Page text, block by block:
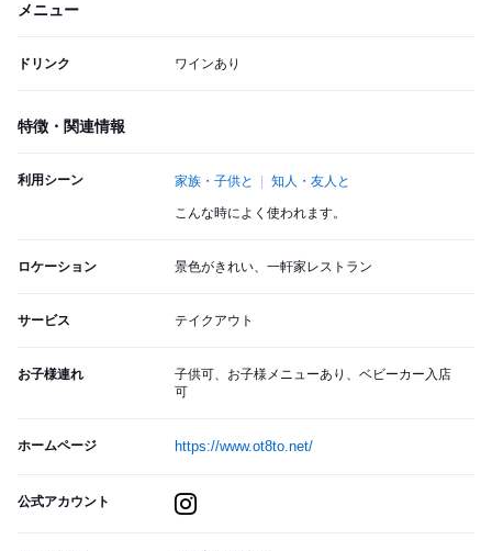
メニュー
ドリンク ワインあり
特徴・関連情報
利用シーン 家族・子供と 知人・友人と
こんな時によく使われます。
ロケーション 景色がきれい、一軒家レストラン
サービス テイクアウト
お子様連れ
子供可、お子様メニューあり、ベビーカー入店
可
ホームページ https://www.ot8to.net/
公式アカウント